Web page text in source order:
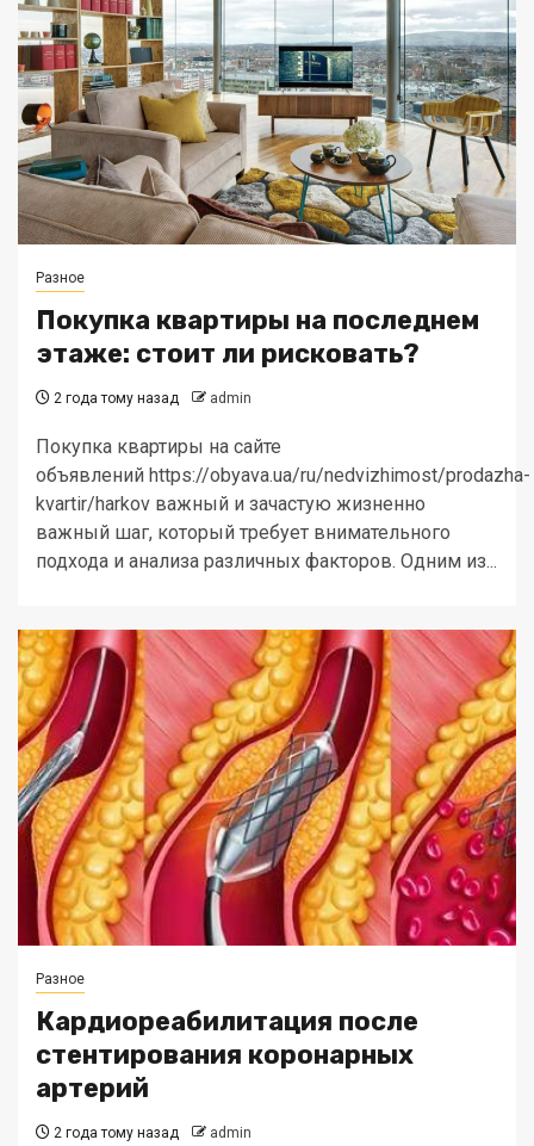
Разное
Покупка квартиры на последнем
этаже: стоит ли рисковать?
2 года тому назад admin
Покупка квартиры на сайте
объявлений https://obyava.ua/ru/nedvizhimost/prodazha-
kvartir/harkov важный и зачастую жизненно
важный шаг, который требует внимательного
подхода и анализа различных факторов. Одним из...
Разное
Кардиореабилитация после
стентирования коронарных
артерий
2 года тому назад admin